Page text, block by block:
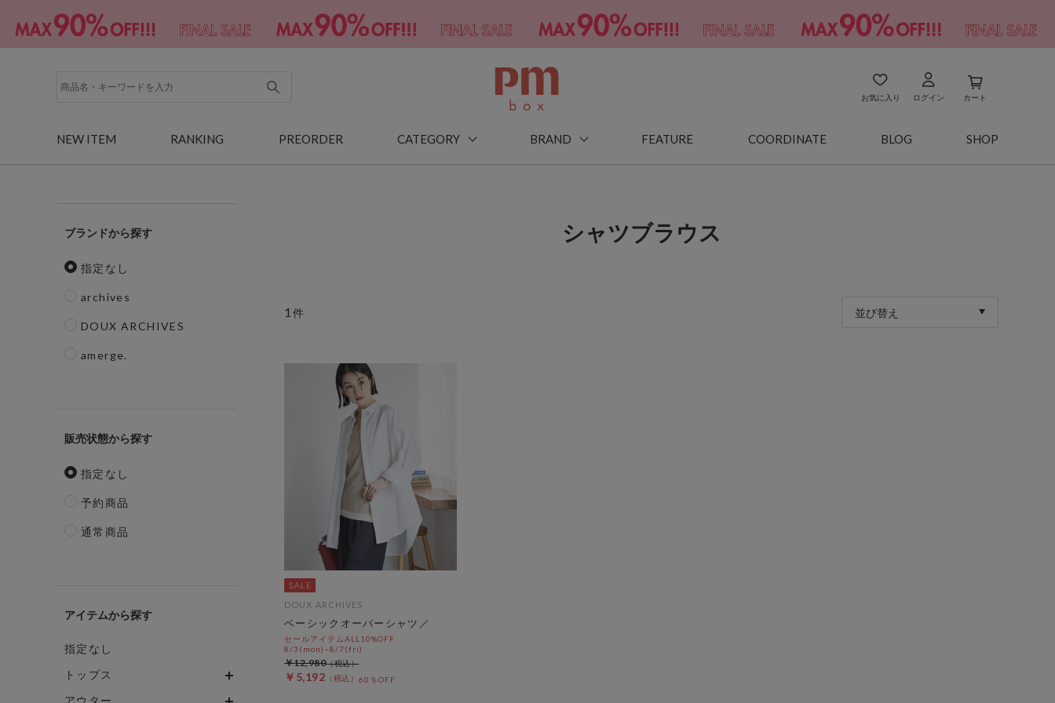
お気に入り ログイン カート
NEW ITEM RANKING PREORDER CATEGORY BRAND FEATURE COORDINATE BLOG SHOP
ブランド
指定なし
archives
DOUX ARCHIVES
amerge.
販売状態
指定なし
予約商品
通常商品
アイテム
指定なし
トップス
アウター
シャツブラウス
1 件 並び替え
DOUX ARCHIVES
ベーシックオーバーシャツ／
セールアイテムALL10%OFF
8/3(mon)~8/7(fri)
￥5,192 60％OFF
￥12,980